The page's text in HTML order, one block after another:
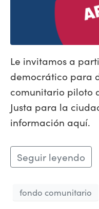
Le invitamos a
democrático para
comunitario piloto
Justa para la
información aquí.
Seguir leyendo
fondo comunitario